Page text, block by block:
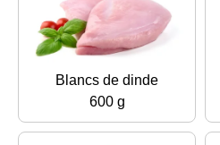
Blancs de dinde
600 g